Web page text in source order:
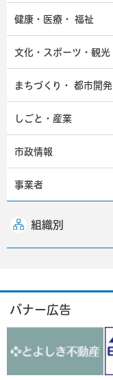
健康・医療・ 福祉
文化・スポーツ・観光
まちづくり・ 都市開発
しごと・産業
市政情報
事業者
組織別
バナー広告